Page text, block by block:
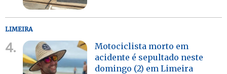
LIMEIRA
4.
Motociclista morto em
acidente é sepultado neste
domingo (2) em Limeira